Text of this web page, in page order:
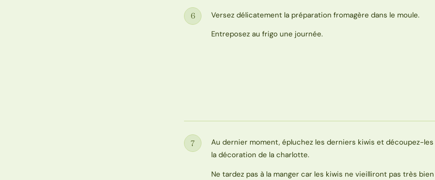
Étape
6
Versez délicatement la préparation fromagère dans le moule.
Entreposez au frigo une journée.
Étape
7
Au dernier moment, épluchez les derniers kiwis et découpez-
la décoration de la charlotte.
Ne tardez pas à la manger car les kiwis ne vieilliront pas très